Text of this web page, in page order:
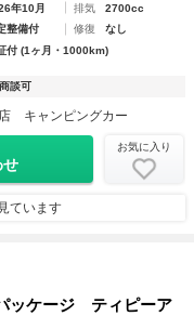
年10月 排気
2700cc
整備付 修復
なし
付 (1ヶ月・1000km)
談可
キャンピングカー
せ
お気に入り
ています
ッケージ ティピーア